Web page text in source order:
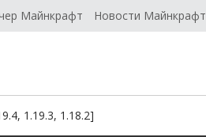
Майнкрафт Новости Майнкрафт
1.19.3, 1.18.2]